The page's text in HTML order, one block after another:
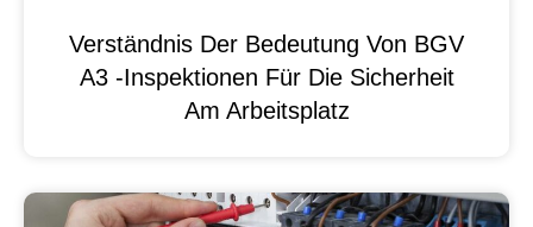
Verständnis Der Bedeutung Von BGV
A3 -Inspektionen Für Die Sicherheit
Am Arbeitsplatz